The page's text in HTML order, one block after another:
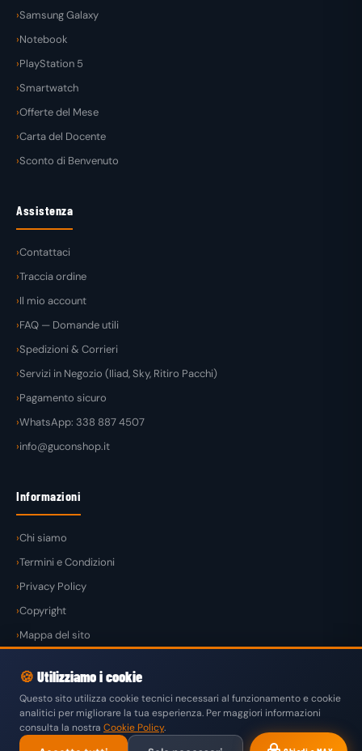
Samsung Galaxy
Notebook
PlayStation 5
Smartwatch
Offerte del Mese
Carta del Docente
Sconto di Benvenuto
Assistenza
Contattaci
Traccia ordine
Il mio account
FAQ — Domande utili
Spedizioni & Corrieri
Servizi in Negozio (Iliad, Sky, Ritiro Pacchi)
Pagamento sicuro
WhatsApp: 338 887 4507
info@guconshop.it
Informazioni
Chi siamo
Termini e Condizioni
Privacy Policy
Copyright
Mappa del sito
© 2026 GuconShopdi Guglielmo Conte — Tutti i diritti riservati.
VISA MASTERCARD PAYPAL KLARNA
SATISPAY
🍪 Utilizziamo i cookie
Questo sito utilizza cookie tecnici necessari al funzionamento e cookie
analitici per migliorare la tua esperienza. Per maggiori informazioni
consulta la nostra Cookie Policy.